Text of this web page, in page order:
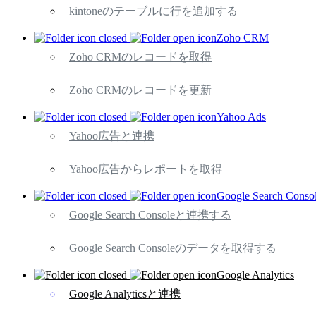
kintoneのテーブルに行を追加する
Zoho CRM
Zoho CRMのレコードを取得
Zoho CRMのレコードを更新
Yahoo Ads
Yahoo広告と連携
Yahoo広告からレポートを取得
Google Search
Google Search Consoleと連携する
Google Search Consoleのデータを取得する
Google Analytics
Google Analyticsと連携